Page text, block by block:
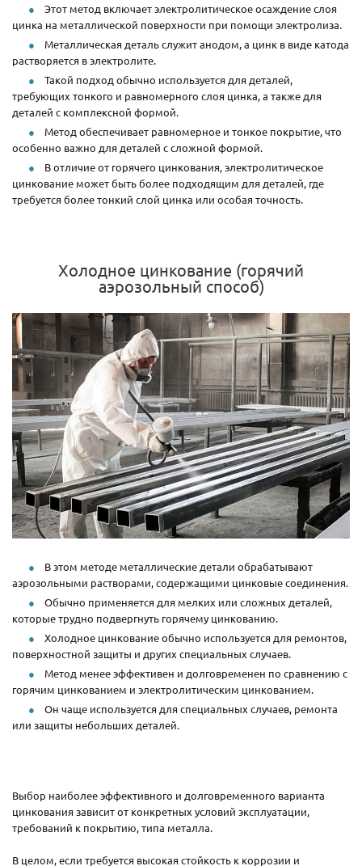
Этот метод включает электролитическое осаждение слоя
цинка на металлической поверхности при помощи электролиза.
Металлическая деталь служит анодом, а цинк в виде катода
растворяется в электролите.
Такой подход обычно используется для деталей,
требующих тонкого и равномерного слоя цинка, а также для
деталей с комплексной формой.
Метод обеспечивает равномерное и тонкое покрытие, что
особенно важно для деталей с сложной формой.
В отличие от горячего цинкования, электролитическое
цинкование может быть более подходящим для деталей, где
требуется более тонкий слой цинка или особая точность.
Холодное цинкование (горячий
аэрозольный способ)
В этом методе металлические детали обрабатывают
аэрозольными растворами, содержащими цинковые соединения.
Обычно применяется для мелких или сложных деталей,
которые трудно подвергнуть горячему цинкованию.
Холодное цинкование обычно используется для ремонтов,
поверхностной защиты и других специальных случаев.
Метод менее эффективен и долговременен по сравнению с
горячим цинкованием и электролитическим цинкованием.
Он чаще используется для специальных случаев, ремонта
или защиты небольших деталей.
Выбор наиболее эффективного и долговременного варианта
цинкования зависит от конкретных условий эксплуатации,
требований к покрытию, типа металла.
В целом, если требуется высокая стойкость к коррозии и